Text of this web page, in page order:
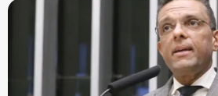
Nacional de Agricultura; e era
de Economia, da Fundação Getulio
Governo do estado